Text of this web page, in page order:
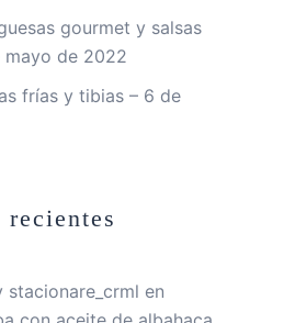
gourmet y salsas
mayo de 2022
frías y tibias – 6 de
recientes
en